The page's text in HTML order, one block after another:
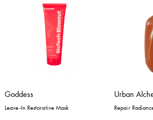
Goddess
Leave-In Restorative Mask
Urban
Repair